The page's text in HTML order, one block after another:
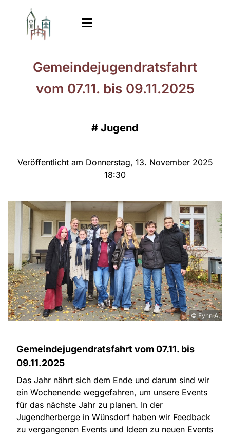
Gemeindejugendratsfahrt
vom 07.11. bis 09.11.2025
# Jugend
Veröffentlicht am Donnerstag, 13. November 2025
18:30
© Fynn A.
Gemeindejugendratsfahrt vom 07.11. bis
09.11.2025
Das Jahr nährt sich dem Ende und darum sind wir
ein Wochenende weggefahren, um unsere Events
für das nächste Jahr zu planen. In der
Jugendherberge in Wünsdorf haben wir Feedback
zu vergangenen Events und Ideen zu neuen Events